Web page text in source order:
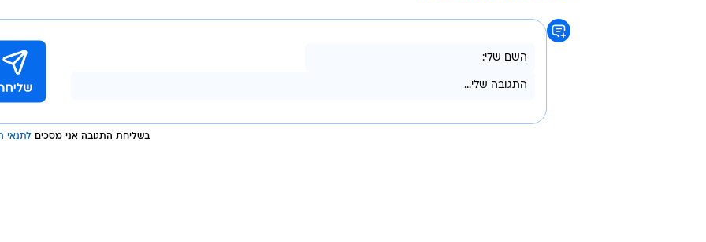
בשליחת התגובה אני מסכים לתנאי